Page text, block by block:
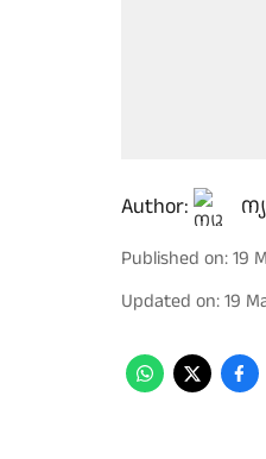
Author:
Published on:19
Updated on:19